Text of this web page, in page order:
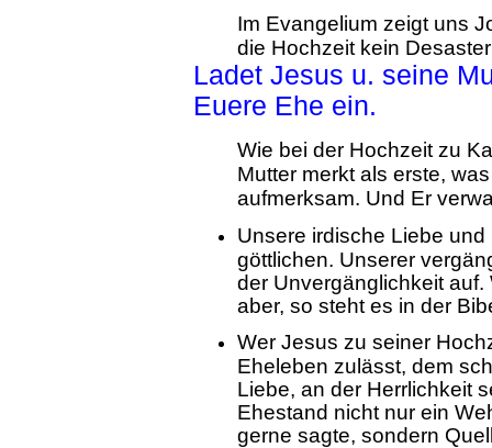
Im Evangelium zeigt uns
die Hochzeit kein
Ladet Jesus u. seine
Euere Ehe ein.
Wie bei der Hochzeit zu
Mutter merkt als erste,
aufmerksam. Und Er
Unsere irdische Liebe
göttlichen. Unserer
der Unvergänglichkeit
aber, so steht es in der
Wer Jesus zu seiner
Eheleben zulässt, dem
Liebe, an der Herrlichkeit
Ehestand nicht nur ein
gerne sagte, sondern